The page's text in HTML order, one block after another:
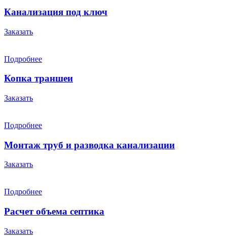
Канализация под ключ
Заказать
Подробнее
Копка траншеи
Заказать
Подробнее
Монтаж труб и разводка канализации
Заказать
Подробнее
Расчет объема септика
Заказать